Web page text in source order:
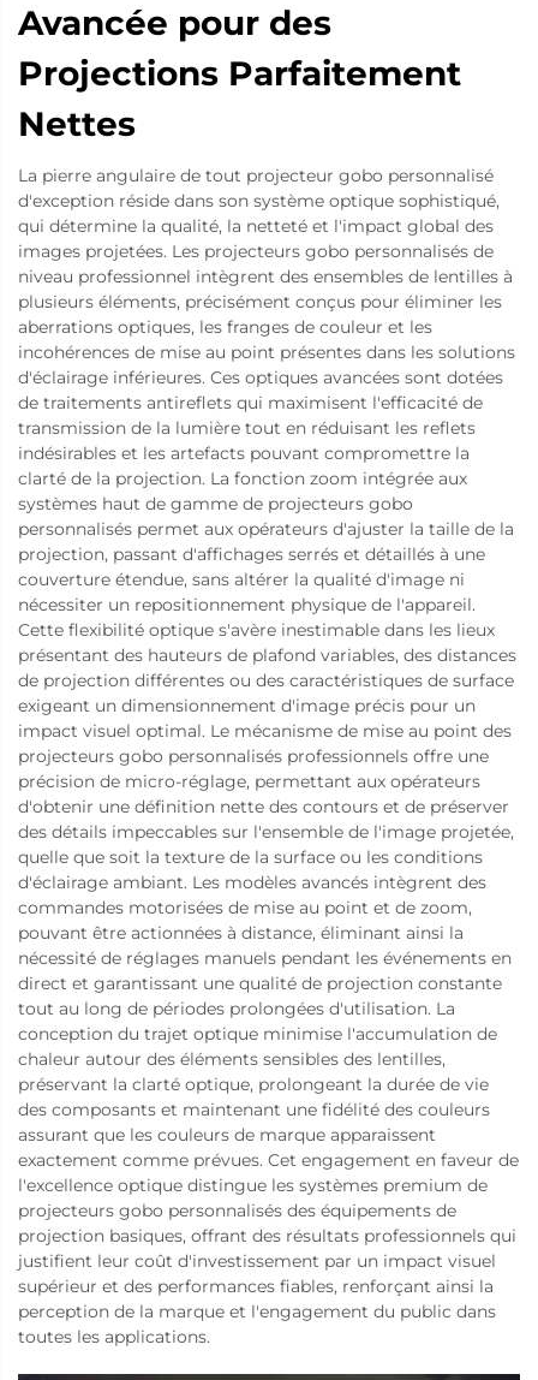
Avancée pour des
Projections Parfaitement
Nettes
La pierre angulaire de tout projecteur gobo personnalisé
d'exception réside dans son système optique sophistiqué,
qui détermine la qualité, la netteté et l'impact global des
images projetées. Les projecteurs gobo personnalisés de
niveau professionnel intègrent des ensembles de lentilles à
plusieurs éléments, précisément conçus pour éliminer les
aberrations optiques, les franges de couleur et les
incohérences de mise au point présentes dans les solutions
d'éclairage inférieures. Ces optiques avancées sont dotées
de traitements antireflets qui maximisent l'efficacité de
transmission de la lumière tout en réduisant les reflets
indésirables et les artefacts pouvant compromettre la
clarté de la projection. La fonction zoom intégrée aux
systèmes haut de gamme de projecteurs gobo
personnalisés permet aux opérateurs d'ajuster la taille de la
projection, passant d'affichages serrés et détaillés à une
couverture étendue, sans altérer la qualité d'image ni
nécessiter un repositionnement physique de l'appareil.
Cette flexibilité optique s'avère inestimable dans les lieux
présentant des hauteurs de plafond variables, des distances
de projection différentes ou des caractéristiques de surface
exigeant un dimensionnement d'image précis pour un
impact visuel optimal. Le mécanisme de mise au point des
projecteurs gobo personnalisés professionnels offre une
précision de micro-réglage, permettant aux opérateurs
d'obtenir une définition nette des contours et de préserver
des détails impeccables sur l'ensemble de l'image projetée,
quelle que soit la texture de la surface ou les conditions
d'éclairage ambiant. Les modèles avancés intègrent des
commandes motorisées de mise au point et de zoom,
pouvant être actionnées à distance, éliminant ainsi la
nécessité de réglages manuels pendant les événements en
direct et garantissant une qualité de projection constante
tout au long de périodes prolongées d'utilisation. La
conception du trajet optique minimise l'accumulation de
chaleur autour des éléments sensibles des lentilles,
préservant la clarté optique, prolongeant la durée de vie
des composants et maintenant une fidélité des couleurs
assurant que les couleurs de marque apparaissent
exactement comme prévues. Cet engagement en faveur de
l'excellence optique distingue les systèmes premium de
projecteurs gobo personnalisés des équipements de
projection basiques, offrant des résultats professionnels qui
justifient leur coût d'investissement par un impact visuel
supérieur et des performances fiables, renforçant ainsi la
perception de la marque et l'engagement du public dans
toutes les applications.